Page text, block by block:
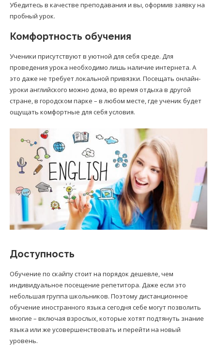
Убедитесь в качестве преподавания и вы, оформив заявку на
пробный урок.
Комфортность обучения
Ученики присутствуют в уютной для себя среде. Для
проведения урока необходимо лишь наличие интернета. А
это даже не требует локальной привязки. Посещать онлайн-
уроки английского можно дома, во время отдыха в другой
стране, в городском парке – в любом месте, где ученик будет
ощущать комфортные для себя условия.
Доступность
Обучение по скайпу стоит на порядок дешевле, чем
индивидуальное посещение репетитора. Даже если это
небольшая группа школьников. Поэтому дистанционное
обучение иностранного языка сегодня себе могут позволить
многие – включая взрослых, которые хотят подтянуть знание
языка или же усовершенствовать и перейти на новый
уровень.